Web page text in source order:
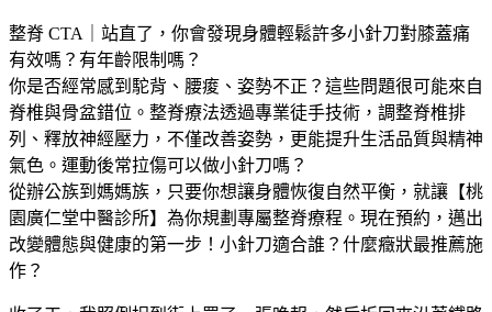
整脊 CTA｜站直了，你會發現身體輕鬆許多小針刀對膝蓋痛
有效嗎？有年齡限制嗎？
你是否經常感到駝背、腰痠、姿勢不正？這些問題很可能來自
脊椎與骨盆錯位。整脊療法透過專業徒手技術，調整脊椎排
列、釋放神經壓力，不僅改善姿勢，更能提升生活品質與精神
氣色。運動後常拉傷可以做小針刀嗎？
從辦公族到媽媽族，只要你想讓身體恢復自然平衡，就讓【桃
園廣仁堂中醫診所】為你規劃專屬整脊療程。現在預約，邁出
改變體態與健康的第一步！小針刀適合誰？什麼癥狀最推薦施
作？